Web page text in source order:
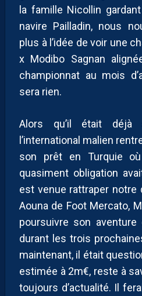
la famille Nicollin
navire Pailladin, nous
plus à l’idée de voir une
x Modibo Sagnan
championnat au mois
sera rien.
Alors qu’il était déjà
l’international malien
son prêt en Turquie où
quasiment obligation
est venue rattraper notre
Aouna de Foot Mercato,
poursuivre son aventure
durant les trois
maintenant, il était
estimée à 2m€, reste à
toujours d’actualité. Il